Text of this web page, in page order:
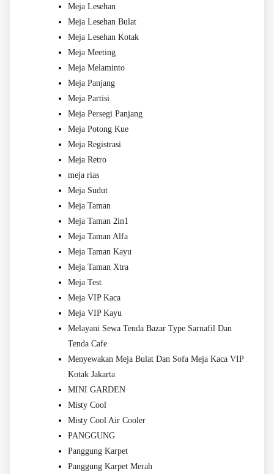
Meja Lesehan
Meja Lesehan Bulat
Meja Lesehan Kotak
Meja Meeting
Meja Melaminto
Meja Panjang
Meja Partisi
Meja Persegi Panjang
Meja Potong Kue
Meja Registrasi
Meja Retro
meja rias
Meja Sudut
Meja Taman
Meja Taman 2in1
Meja Taman Alfa
Meja Taman Kayu
Meja Taman Xtra
Meja Test
Meja VIP Kaca
Meja VIP Kayu
Melayani Sewa Tenda Bazar Type Sarnafil Dan
Tenda Cafe
Menyewakan Meja Bulat Dan Sofa Meja Kaca VIP
Kotak Jakarta
MINI GARDEN
Misty Cool
Misty Cool Air Cooler
PANGGUNG
Panggung Karpet
Panggung Karpet Merah